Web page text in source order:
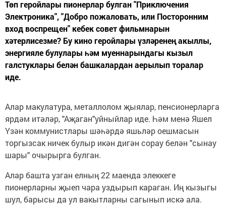
Төп геройлары пионерлар булган "Приключения
Электроника", "Добро пожаловать, или Посторонним
вход воспрещен" кебек совет фильмнарын
хәтерлисезме? Бу кино геройлары үзләренең акыллы,
энергияле булулары һәм муеннарындагы кызыл
галстуклары белән башкалардан аерылып торалар
иде.
Алар макулатура, металлолом җыялар, пенсионерларга
ярдәм итәләр, "Аҗаган"уйныйлар иде. Һәм менә Яшел
Үзән коммунистлары шәһәрдә яшьләр оешмасын
торгызсак ничек булыр икән дигән сорау белән "сынау
шары" очырырга булган.
Алар башта узган елның 22 маенда элеккеге
пионерларны җыеп чара уздырып караган. Иң кызыгы
шул, барысы да ул вакытларны сагынып искә ала.